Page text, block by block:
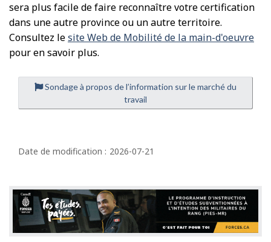
sera plus facile de faire reconnaître votre certification
dans une autre province ou un autre territoire.
Consultez lesite Web de Mobilité de la main-d'oeuvre
pour en savoir plus.
Sondage à propos de l’information sur le marché du
travail
é
a
i
l
s
Date de modification : 2026-07-21